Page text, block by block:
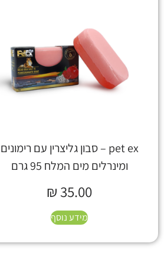
pet ex – סבון גליצרין עם רימונים
ומינרלים מים המלח 95 גרם
₪ 35.00
מידע נוסף